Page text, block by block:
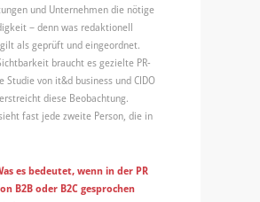
und Unternehmen die nötige
– denn was redaktionell
als geprüft und eingeordnet.
braucht es gezielte PR-
Studie von it&d business und CIDO
diese Beobachtung.
fast jede zweite Person, die in
es bedeutet, wenn in der PR
B2B oder B2C gesprochen